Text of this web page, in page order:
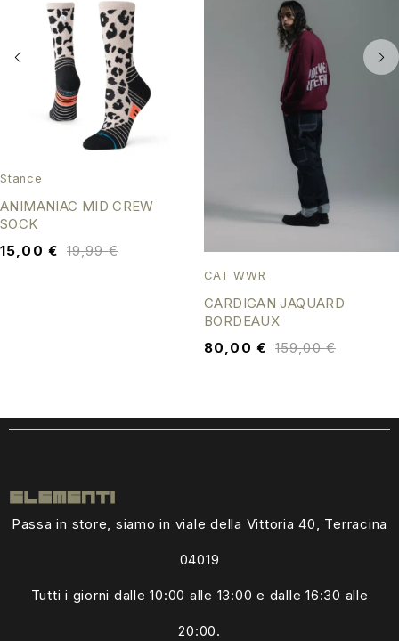
Stance
ANIMANIAC MID CREW
SOCK
19,99€
15,00 €
CAT WWR
CARDIGAN JAQUARD
BORDEAUX
159,00€
80,00 €
Passa in store, siamo in viale della Vittoria 40, Terracina
04019
Tutti i giorni dalle10:00 alle 13:00 e dalle 16:30 alle
20:00.